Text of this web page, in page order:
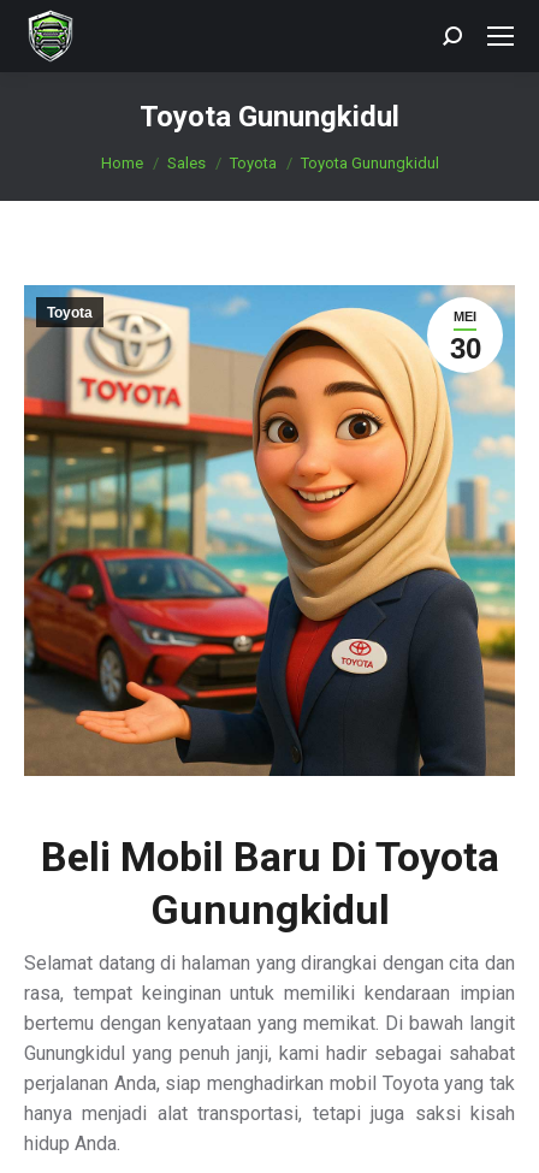
Search:
Toyota Gunungkidul
You are here:
Home Sales Toyota Toyota Gunungkidul
MEI
30
Toyota
Beli Mobil Baru Di Toyota
Gunungkidul
Selamat datang di halaman yang dirangkai dengan cita dan
rasa, tempat keinginan untuk memiliki kendaraan impian
bertemu dengan kenyataan yang memikat. Di bawah langit
Gunungkidul yang penuh janji, kami hadir sebagai sahabat
perjalanan Anda, siap menghadirkan mobil Toyota yang tak
hanya menjadi alat transportasi, tetapi juga saksi kisah
hidup Anda.